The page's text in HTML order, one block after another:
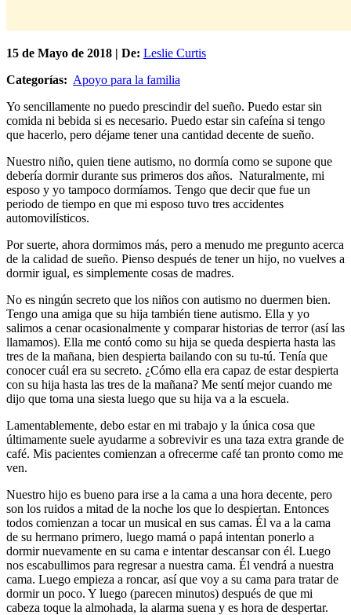
15 de Mayo de 2018 | De: Leslie Curtis
Categorías: Apoyo para la familia
Yo sencillamente no puedo prescindir del sueño. Puedo estar sin
comida ni bebida si es necesario. Puedo estar sin cafeína si tengo
que hacerlo, pero déjame tener una cantidad decente de sueño.
Nuestro niño, quien tiene autismo, no dormía como se supone que
debería dormir durante sus primeros dos años. Naturalmente, mi
esposo y yo tampoco dormíamos. Tengo que decir que fue un
periodo de tiempo en que mi esposo tuvo tres accidentes
automovilísticos.
Por suerte, ahora dormimos más, pero a menudo me pregunto acerca
de la calidad de sueño. Pienso después de tener un hijo, no vuelves a
dormir igual, es simplemente cosas de madres.
No es ningún secreto que los niños con autismo no duermen bien.
Tengo una amiga que su hija también tiene autismo. Ella y yo
salimos a cenar ocasionalmente y comparar historias de terror (así las
llamamos). Ella me contó como su hija se queda despierta hasta las
tres de la mañana, bien despierta bailando con su tu-tú. Tenía que
conocer cuál era su secreto. ¿Cómo ella era capaz de estar despierta
con su hija hasta las tres de la mañana? Me sentí mejor cuando me
dijo que toma una siesta luego que su hija va a la escuela.
Lamentablemente, debo estar en mi trabajo y la única cosa que
últimamente suele ayudarme a sobrevivir es una taza extra grande de
café. Mis pacientes comienzan a ofrecerme café tan pronto como me
ven.
Nuestro hijo es bueno para irse a la cama a una hora decente, pero
son los ruidos a mitad de la noche los que lo despiertan. Entonces
todos comienzan a tocar un musical en sus camas. Él va a la cama
de su hermano primero, luego mamá o papá intentan ponerlo a
dormir nuevamente en su cama e intentar descansar con él. Luego
nos escabullimos para regresar a nuestra cama. Él vendrá a nuestra
cama. Luego empieza a roncar, así que voy a su cama para tratar de
dormir un poco. Y luego (parecen minutos) después de que mi
cabeza toque la almohada, la alarma suena y es hora de despertar.